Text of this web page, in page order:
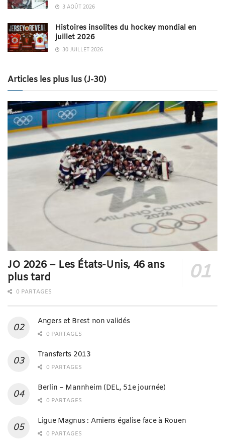
3 AOÛT 2026
Histoires insolites du hockey mondial en
juillet 2026
30 JUILLET 2026
Articles les plus lus (J-30)
JO 2026 – Les États-Unis, 46 ans
plus tard
0 PARTAGES
Angers et Brest non validés
0 PARTAGES
Transferts 2013
0 PARTAGES
Berlin – Mannheim (DEL, 51e journée)
0 PARTAGES
Ligue Magnus : Amiens égalise face à Rouen
0 PARTAGES